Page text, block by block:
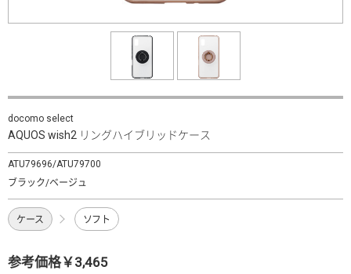
docomo select
AQUOS wish2 リングハイブリッドケース
ATU79696/ATU79700
ブラック/ベージュ
ケース ソフト
参考価格￥3,465